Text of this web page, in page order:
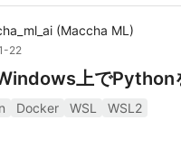
(Maccha ML )
22
上でPython
Docker WSL WSL2